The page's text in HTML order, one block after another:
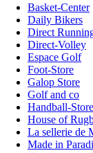
Basket-Center
Daily Bikers
Direct
Direct-Volley
Espace Golf
Foot-Store
Galop Store
Golf and co
Handball-Store
House of
La sellerie de
Made in